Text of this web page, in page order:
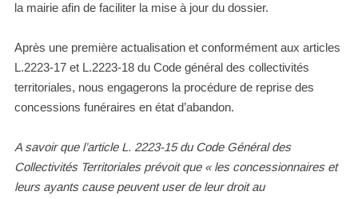
la mairie afin de faciliter la mise à jour du dossier.
Après une première actualisation et conformément aux articles
L.2223-17 et L.2223-18 du Code général des collectivités
territoriales, nous engagerons la procédure de reprise des
concessions funéraires en état d’abandon.
A savoir que l’article L. 2223-15 du Code Général des
Collectivités Territoriales prévoit que « les concessionnaires et
leurs ayants cause peuvent user de leur droit au